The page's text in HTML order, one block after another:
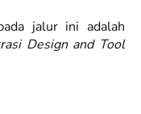
jalur ini adalah
Design and Tool